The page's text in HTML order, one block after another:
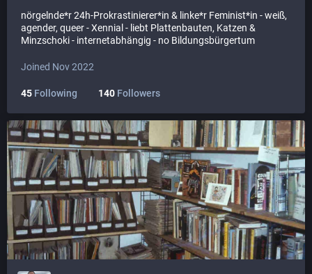
nörgelnde*r 24h-Prokrastinierer*in & linke*r Feminist*in - weiß,
agender, queer - Xennial - liebt Plattenbauten, Katzen &
Minzschoki - internetabhängig - no Bildungsbürgertum
Joined Nov 2022
45 Following 140 Followers